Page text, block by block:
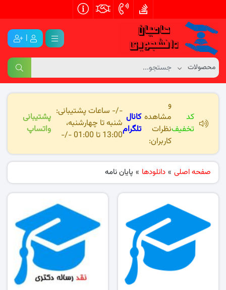
|
کد
تخفیف
و
مشاهده
نظرات
کاربران:
کانال
تلگرام
-/- ساعات پشتیبانی:
شنبه تا چهارشنبه،
13:00 تا 01:00 -/-
پشتیبانی
واتساپ
صفحه اصلی » دانلودها » پایان نامه